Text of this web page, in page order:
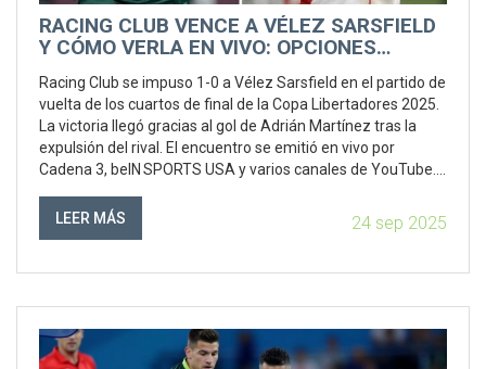
RACING CLUB VENCE A VÉLEZ SARSFIELD
Y CÓMO VERLA EN VIVO: OPCIONES
Racing Club se impuso 1-0 a Vélez Sarsfield en el partido de
vuelta de los cuartos de final de la Copa Libertadores 2025.
La victoria llegó gracias al gol de Adrián Martínez tras la
expulsión del rival. El encuentro se emitió en vivo por
Cadena 3, beIN SPORTS USA y varios canales de YouTube.
tanto en la televisión tradicional como por streaming.
LEER MÁS 24 sep 2025